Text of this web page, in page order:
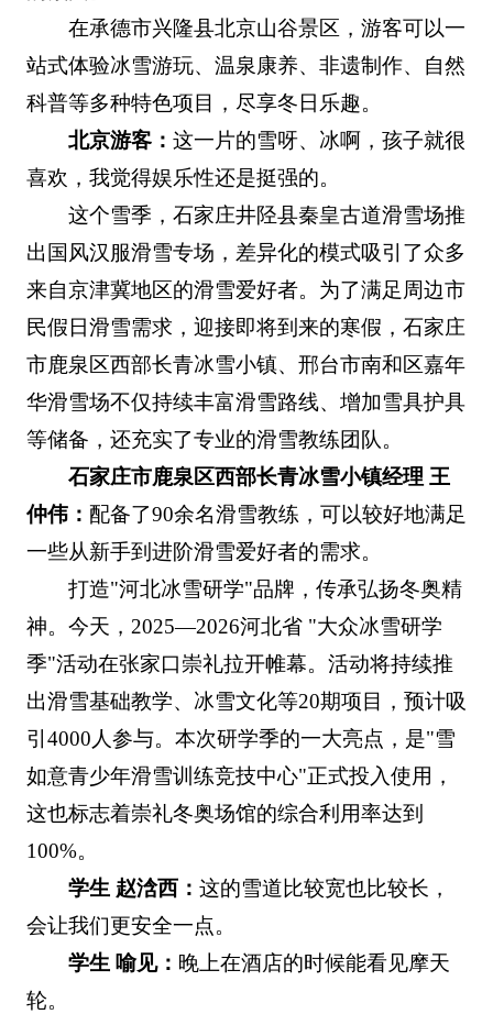
在承德市兴隆县北京山谷景区，游客可以一
站式体验冰雪游玩、温泉康养、非遗制作、自然
科普等多种特色项目，尽享冬日乐趣。
北京游客：这一片的雪呀、冰啊，孩子就很
喜欢，我觉得娱乐性还是挺强的。
这个雪季，石家庄井陉县秦皇古道滑雪场推
出国风汉服滑雪专场，差异化的模式吸引了众多
来自京津冀地区的滑雪爱好者。为了满足周边市
民假日滑雪需求，迎接即将到来的寒假，石家庄
市鹿泉区西部长青冰雪小镇、邢台市南和区嘉年
华滑雪场不仅持续丰富滑雪路线、增加雪具护具
等储备，还充实了专业的滑雪教练团队。
石家庄市鹿泉区西部长青冰雪小镇经理 王
仲伟： 配备了90余名滑雪教练，可以较好地满足
一些从新手到进阶滑雪爱好者的需求。
打造"河北冰雪研学"品牌，传承弘扬冬奥精
神。今天，2025—2026河北省 "大众冰雪研学
季"活动在张家口崇礼拉开帷幕。活动将持续推
出滑雪基础教学、冰雪文化等20期项目，预计吸
引4000人参与。本次研学季的一大亮点，是"雪
如意青少年滑雪训练竞技中心"正式投入使用，
这也标志着崇礼冬奥场馆的综合利用率达到
100%。
学生 赵浛西：这的雪道比较宽也比较长，
会让我们更安全一点。
学生 喻见： 晚上在酒店的时候能看见摩天
轮。